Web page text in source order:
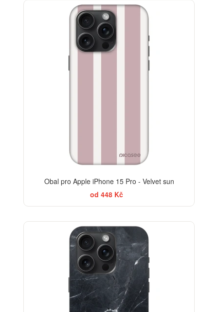
Obal pro Apple iPhone 15 Pro - Velvet sun
od 448 Kč